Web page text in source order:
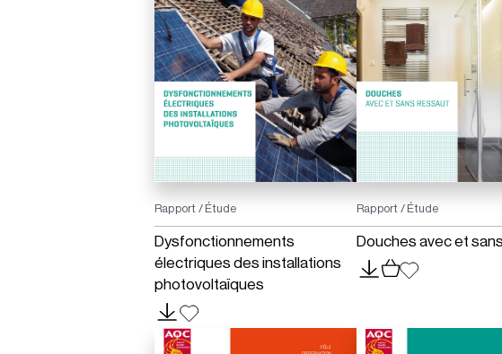
Rapport / Étude
Dysfonctionnements
électriques des installations
photovoltaïques
Rapport / Étude
Douches avec et